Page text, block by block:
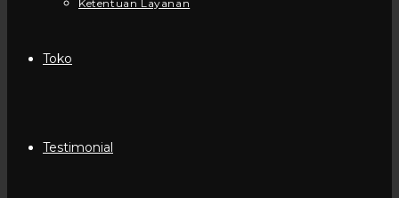
Ketentuan Layanan
Toko
Testimonial